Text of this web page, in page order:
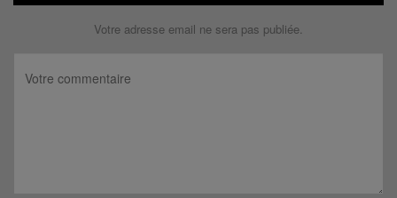
Votre adresse email ne sera pas publiée.